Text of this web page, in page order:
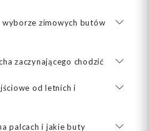
wyborze zimowych butów
zaczynającego chodzić
od letnich i
palcach i jakie buty